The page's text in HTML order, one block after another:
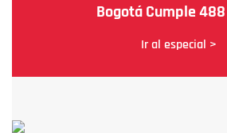
Bogotá Cumple
Ir al especial >